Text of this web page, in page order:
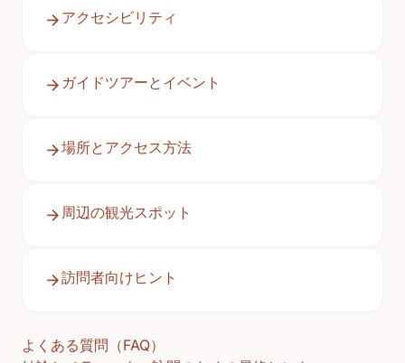
アクセシビリティ
ガイドツアーとイベント
場所とアクセス方法
周辺の観光スポット
訪問者向けヒント
よくある質問（FAQ）